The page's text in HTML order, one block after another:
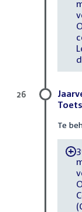
Te
-
26